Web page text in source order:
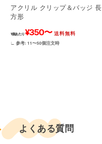
アクリル クリップ＆バッジ 長
方形
1個あたり ¥350〜 送料無料
∟ 参考: 11〜50個注文時
よくある質問